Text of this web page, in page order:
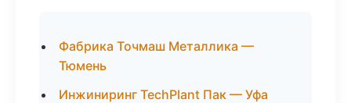
Фабрика Точмаш Металлика —
Тюмень
Инжиниринг TechPlant Пак — Уфа